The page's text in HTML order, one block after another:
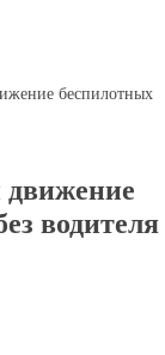
беспилотных
движение
водителя